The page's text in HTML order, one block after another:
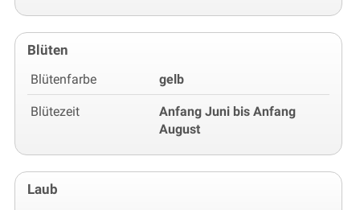
Blüten
Blütenfarbe gelb
Blütezeit
Anfang Juni bis Anfang
August
Laub